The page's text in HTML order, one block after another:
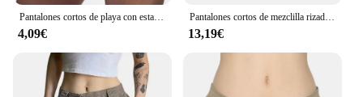
4,09€
Pantalones cortos de mezclilla rizados elásticos de tiro bajo para mujer, Mini pantalones cortos informales de calle, envoltura de cadera, Sexy, verano, nuevo
13,19€